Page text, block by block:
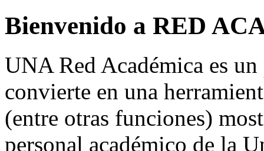
Bienvenido a RED
UNA Red Académica es
convierte en una
(entre otras funciones)
personal académico de la